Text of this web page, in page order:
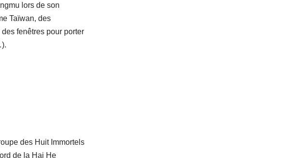
lors de son
Taïwan, des
fenêtres pour porter